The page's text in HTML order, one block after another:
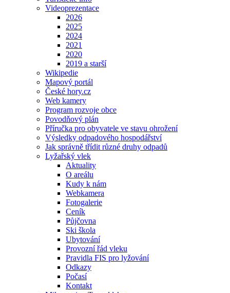
Videoprezentace
2026
2025
2024
2021
2020
2019 a starší
Wikipedie
Mapový portál
České hory.cz
Web kamery
Program rozvoje obce
Povodňový plán
Příručka pro obyvatele ve stavu ohrožení
Výsledky odpadového hospodářství
Jak správně třídit různé druhy odpadů
Lyžařský vlek
Aktuality
O areálu
Kudy k nám
Webkamera
Fotogalerie
Ceník
Půjčovna
Ski škola
Ubytování
Provozní řád vleku
Pravidla FIS pro lyžování
Odkazy
Počasí
Kontakt